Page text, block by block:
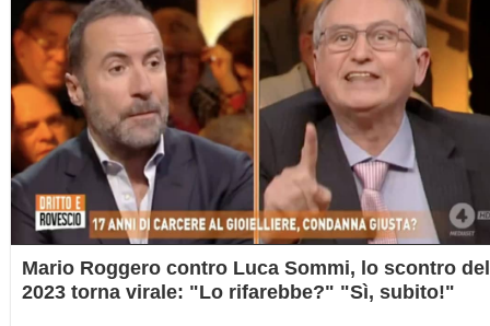
Mario Roggero contro Luca Sommi, lo scontro del
2023 torna virale: "Lo rifarebbe?" "Sì, subito!"